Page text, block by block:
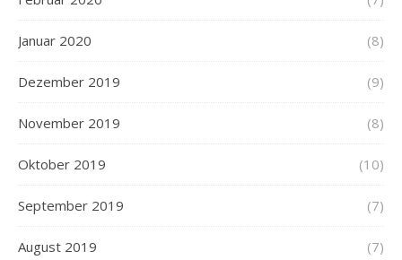
Januar 2020 (8)
Dezember 2019 (9)
November 2019 (8)
Oktober 2019 (10)
September 2019 (7)
August 2019 (7)